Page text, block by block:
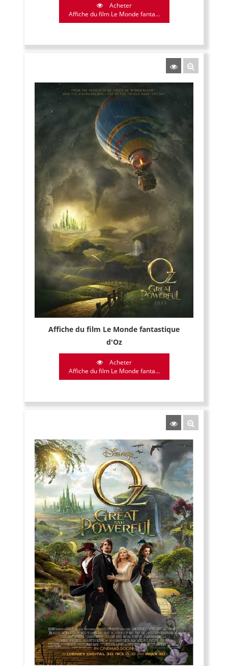
Acheter
Affiche du film Le Monde fanta...
Affiche du film Le Monde fantastique
d'Oz
Acheter
Affiche du film Le Monde fanta...